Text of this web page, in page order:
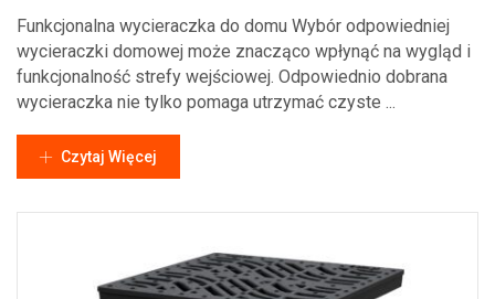
Funkcjonalna wycieraczka do domu Wybór odpowiedniej
wycieraczki domowej może znacząco wpłynąć na wygląd i
funkcjonalność strefy wejściowej. Odpowiednio dobrana
wycieraczka nie tylko pomaga utrzymać czyste ...
Czytaj Więcej